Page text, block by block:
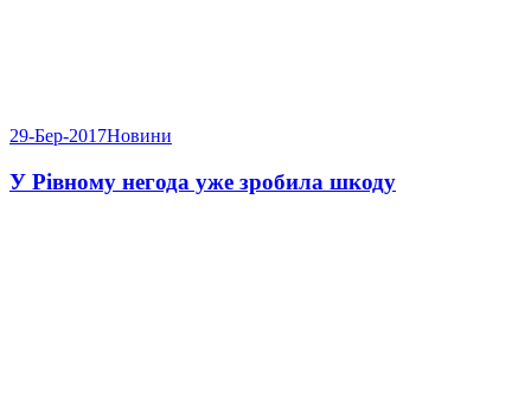
29-Бер-2017Новини
У Рівному негода уже зробила шкоду